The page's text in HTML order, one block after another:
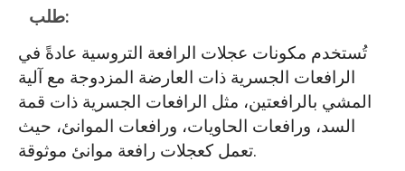
طلب:
تُستخدم مكونات عجلات الرافعة التروسية عادةً في
الرافعات الجسرية ذات العارضة المزدوجة مع آلية
المشي بالرافعتين، مثل الرافعات الجسرية ذات قمة
السد، ورافعات الحاويات، ورافعات الموانئ، حيث
تعمل كعجلات رافعة موانئ موثوقة.